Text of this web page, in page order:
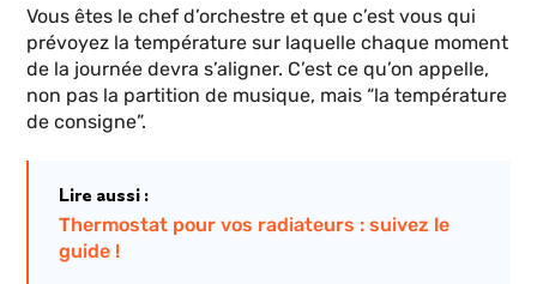
Vous êtes le chef d’orchestre et que c’est vous qui
prévoyez la température sur laquelle chaque moment
de la journée devra s’aligner. C’est ce qu’on appelle,
non pas la partition de musique, mais “la température
de consigne”.
Lire aussi :
Thermostat pour vos radiateurs : suivez le
guide !